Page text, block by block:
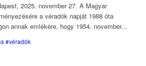
2025. november 27. A Magyar
a véradók napját 1988 óta
annak emlékére, hogy 1954. november...
#véradók